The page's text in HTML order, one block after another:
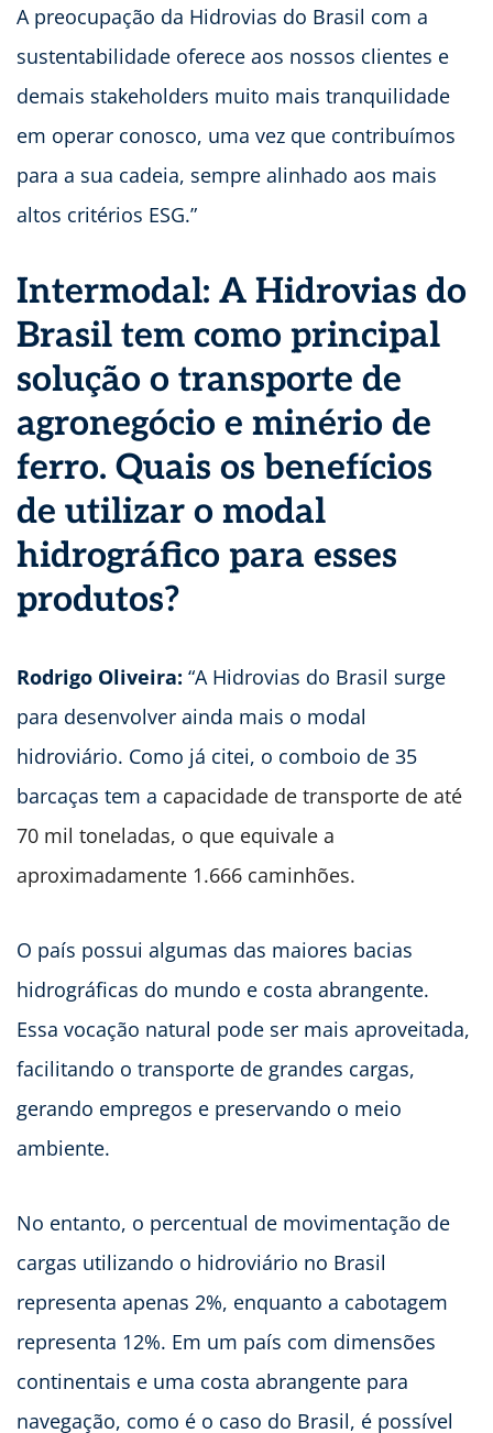
A preocupação da Hidrovias do Brasil com a
sustentabilidade oferece aos nossos clientes e
demais stakeholders muito mais tranquilidade
em operar conosco, uma vez que contribuímos
para a sua cadeia, sempre alinhado aos mais
altos critérios ESG.”
Intermodal: A Hidrovias do
Brasil tem como principal
solução o transporte de
agronegócio e minério de
ferro. Quais os benefícios
de utilizar o modal
hidrográfico para esses
produtos?
Rodrigo Oliveira: “A Hidrovias do Brasil surge
para desenvolver ainda mais o modal
hidroviário. Como já citei, o comboio de 35
barcaças tem a capacidade de transporte de até
70 mil toneladas, o que equivale a
aproximadamente 1.666 caminhões.
O país possui algumas das maiores bacias
hidrográficas do mundo e costa abrangente.
Essa vocação natural pode ser mais aproveitada,
facilitando o transporte de grandes cargas,
gerando empregos e preservando o meio
ambiente.
No entanto, o percentual de movimentação de
cargas utilizando o hidroviário no Brasil
representa apenas 2%, enquanto a cabotagem
representa 12%. Em um país com dimensões
continentais e uma costa abrangente para
navegação, como é o caso do Brasil, é possível